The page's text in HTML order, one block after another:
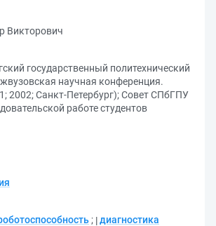
Викторович
государственный политехнический
научная конференция.
2002; Санкт-Петербург);Совет СПбГПУ
работе студентов
; диагностика